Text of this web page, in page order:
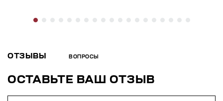
ОТЗЫВЫ ВОПРОСЫ
ОСТАВЬТЕ ВАШ ОТЗЫВ